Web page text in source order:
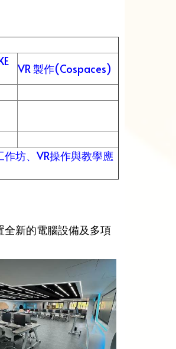
VR 製作(Cospaces)
坊、VR操作與教學應
全新的電腦設備及多項